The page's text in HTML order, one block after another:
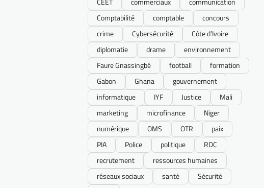
Comptabilité
comptable
concours
crime
Cybersécurité
Côte d’Ivoire
diplomatie
drame
environnement
Faure Gnassingbé
football
formation
Gabon
Ghana
gouvernement
informatique
IYF Justice
Mali
marketing
microfinance
Niger
numérique
OMS OTR
paix
PIA
Police politique
RDC
recrutement
ressources humaines
réseaux sociaux
santé
Sécurité